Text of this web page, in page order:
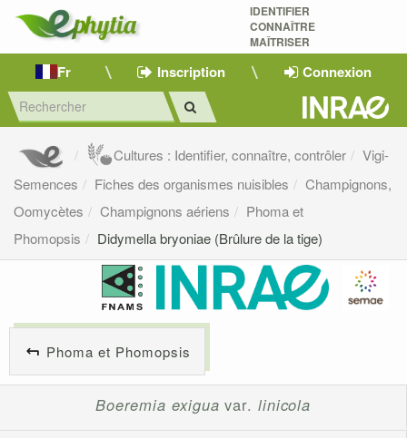
IDENTIFIER
CONNAÎTRE
MAÎTRISER
Fr Inscription Connexion
Cultures : Identifier, connaître, contrôler
Vigi-
Semences
Fiches des organismes nuisibles
Champignons,
Oomycètes
Champignons aériens
Phoma et
Phomopsis
Didymella bryoniae (Brûlure de la tige)
Phoma et Phomopsis
Boeremia exigua var. linicola